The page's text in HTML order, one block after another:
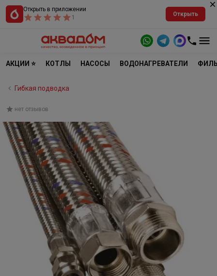
Открыть в приложении
1
Открыть
АКЦИИ ⭐ КОТЛЫ НАСОСЫ ВОДОНАГРЕВАТЕЛИ
Гибкая подводка
нет отзывов